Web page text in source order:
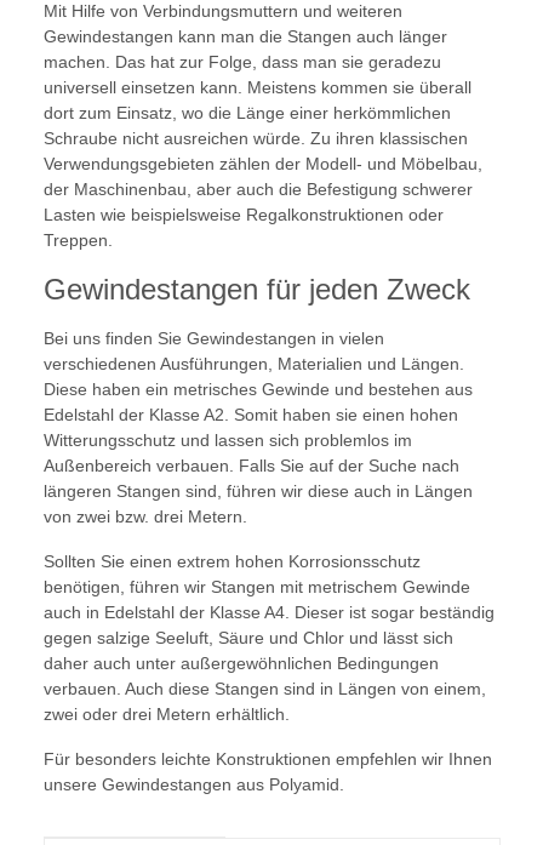
Mit Hilfe von Verbindungsmuttern und weiteren
Gewindestangen kann man die Stangen auch länger
machen. Das hat zur Folge, dass man sie geradezu
universell einsetzen kann. Meistens kommen sie überall
dort zum Einsatz, wo die Länge einer herkömmlichen
Schraube nicht ausreichen würde. Zu ihren klassischen
Verwendungsgebieten zählen der Modell- und Möbelbau,
der Maschinenbau, aber auch die Befestigung schwerer
Lasten wie beispielsweise Regalkonstruktionen oder
Treppen.
Gewindestangen für jeden Zweck
Bei uns finden Sie Gewindestangen in vielen
verschiedenen Ausführungen, Materialien und Längen.
Diese haben ein metrisches Gewinde und bestehen aus
Edelstahl der Klasse A2. Somit haben sie einen hohen
Witterungsschutz und lassen sich problemlos im
Außenbereich verbauen. Falls Sie auf der Suche nach
längeren Stangen sind, führen wir diese auch in Längen
von zwei bzw. drei Metern.
Sollten Sie einen extrem hohen Korrosionsschutz
benötigen, führen wir Stangen mit metrischem Gewinde
auch in Edelstahl der Klasse A4. Dieser ist sogar beständig
gegen salzige Seeluft, Säure und Chlor und lässt sich
daher auch unter außergewöhnlichen Bedingungen
verbauen. Auch diese Stangen sind in Längen von einem,
zwei oder drei Metern erhältlich.
Für besonders leichte Konstruktionen empfehlen wir Ihnen
unsere Gewindestangen aus Polyamid.